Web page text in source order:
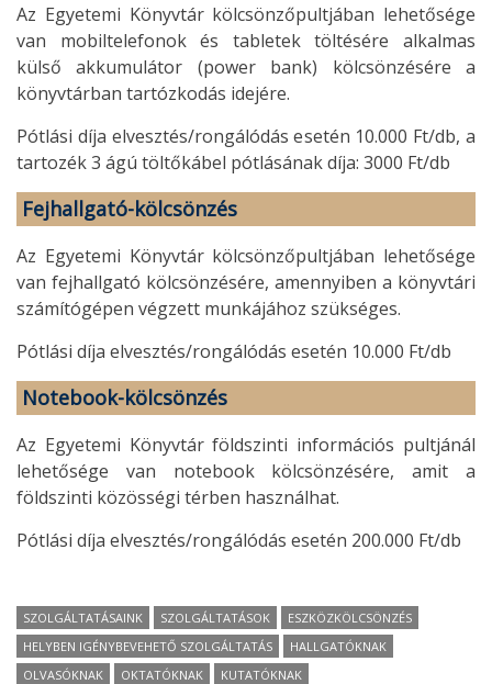
Az Egyetemi Könyvtár kölcsönzőpultjában lehetősége
van mobiltelefonok és tabletek töltésére alkalmas
külső akkumulátor (power bank) kölcsönzésére a
könyvtárban tartózkodás idejére.
Pótlási díja elvesztés/rongálódás esetén 10.000 Ft/db, a
tartozék 3 ágú töltőkábel pótlásának díja: 3000 Ft/db
Fejhallgató-kölcsönzés
Az Egyetemi Könyvtár kölcsönzőpultjában lehetősége
van fejhallgató kölcsönzésére, amennyiben a könyvtári
számítógépen végzett munkájához szükséges.
Pótlási díja elvesztés/rongálódás esetén 10.000 Ft/db
Notebook-kölcsönzés
Az Egyetemi Könyvtár földszinti információs pultjánál
lehetősége van notebook kölcsönzésére, amit a
földszinti közösségi térben használhat.
Pótlási díja elvesztés/rongálódás esetén 200.000 Ft/db
SZOLGÁLTATÁSAINK SZOLGÁLTATÁSOK
ESZKÖZKÖLCSÖNZÉS
HELYBEN IGÉNYBEVEHETŐ SZOLGÁLTATÁS
HALLGATÓKNAK
OLVASÓKNAK
OKTATÓKNAK KUTATÓKNAK